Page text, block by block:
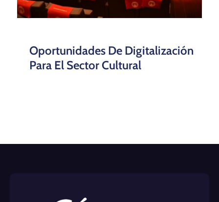
Oportunidades De Digitalización
Para El Sector Cultural